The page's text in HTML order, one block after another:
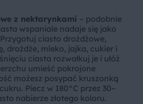
z nektarynkami – podobnie
wspaniale nadaje się jako
ciasto drożdżowe,
drożdże, mleko, jajka, cukier i
ciasta rozwałkuj je i ułóż
umieść pokrojone
możesz posypać kruszonką
Piecz w 180°C przez 30–
nabierze złotego koloru.